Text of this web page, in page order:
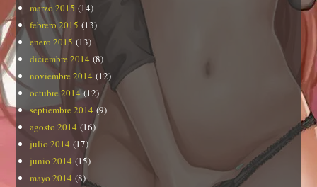
marzo 2015 (14)
febrero 2015 (13)
enero 2015 (13)
diciembre 2014 (8)
noviembre 2014 (12)
octubre 2014(12)
septiembre 2014 (9)
agosto 2014 (16)
julio 2014 (17)
junio 2014 (15)
mayo 2014 (8)